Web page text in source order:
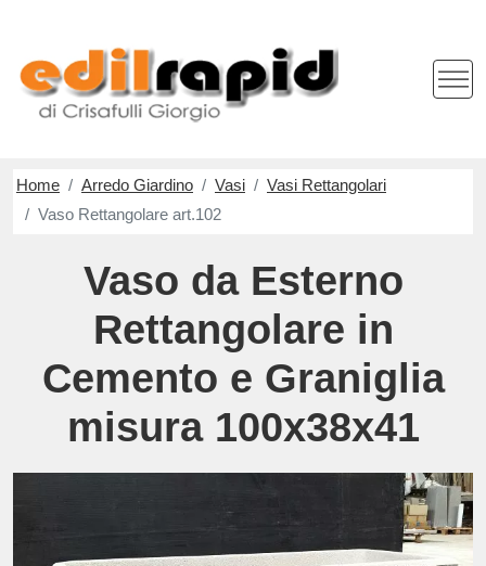
Home Arredo Giardino Vasi
Vasi Rettangolari
Vaso Rettangolare art.102
Vaso da Esterno
Rettangolare in
Cemento e Graniglia
misura 100x38x41